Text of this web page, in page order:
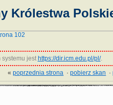
Królestwa
102
systemu jest https://dir.icm.edu.pl/pl/.
«poprzednia strona ·pobierz skan ·